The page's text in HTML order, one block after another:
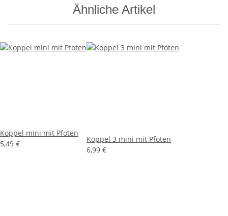
Ähnliche Artikel
Koppel mini mit Pfoten
5,49 €
Koppel 3 mini mit Pfoten
6,99 €